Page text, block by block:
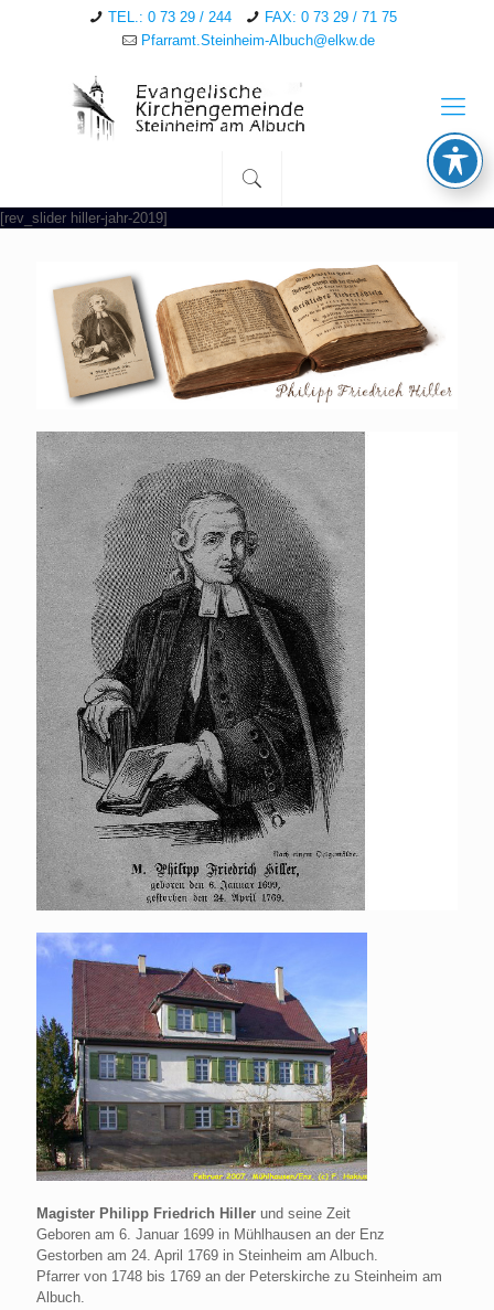
TEL.: 0 73 29 / 244
FAX: 0 73 29 / 71 75
Pfarramt.Steinheim-Albuch@elkw.de
[rev_slider hiller-jahr-2019]
Magister Philipp Friedrich Hiller und seine Zeit
Geboren am 6. Januar 1699 in Mühlhausen an der Enz
Gestorben am 24. April 1769 in Steinheim am Albuch.
Pfarrer von 1748 bis 1769 an der Peterskirche zu Steinheim am
Albuch.